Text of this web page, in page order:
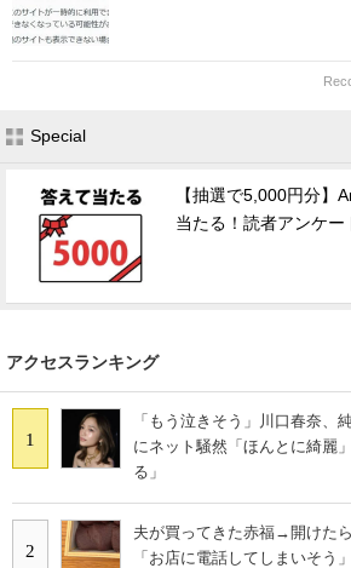
Special
【抽選で5,000円分】
当たる！読者アンケー
アクセスランキング
1
「もう泣きそう」川口春奈、
にネット騒然「ほんとに綺麗
る」
2
夫が買ってきた赤福→開け
「お店に電話してしまいそう